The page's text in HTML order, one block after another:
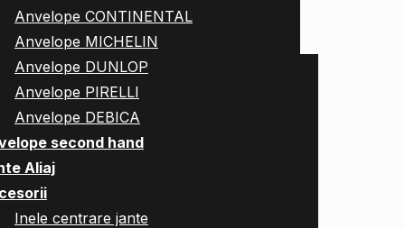
Anvelope CONTINENTAL
Anvelope MICHELIN
Anvelope DUNLOP
Anvelope PIRELLI
Anvelope DEBICA
second hand
Aliaj
Inele centrare jante